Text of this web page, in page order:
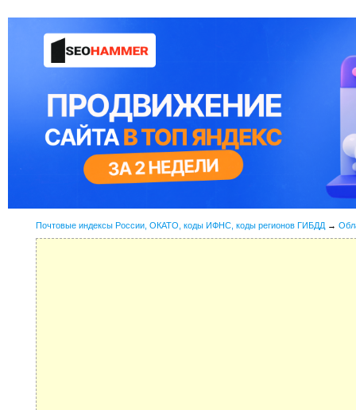
Почтовые индексы России, ОКАТО, коды ИФНС, коды регионов ГИБДД →